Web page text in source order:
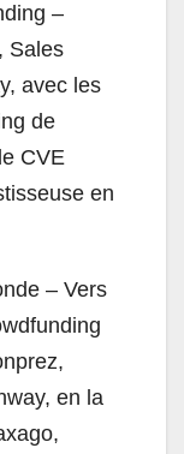
–
Sales
avec les
de
CVE
en
– Vers
en la